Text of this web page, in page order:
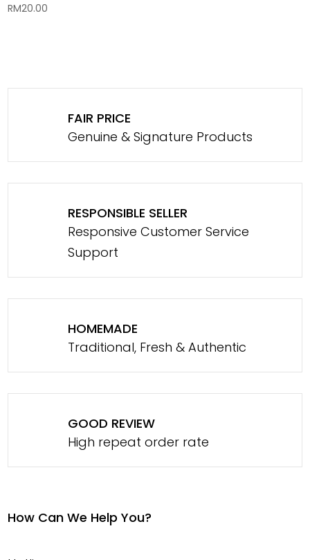
RM20.00
FAIR PRICE
Genuine & Signature Products
RESPONSIBLE SELLER
Responsive Customer Service
Support
HOMEMADE
Traditional, Fresh & Authentic
GOOD REVIEW
High repeat order rate
How Can We Help You?